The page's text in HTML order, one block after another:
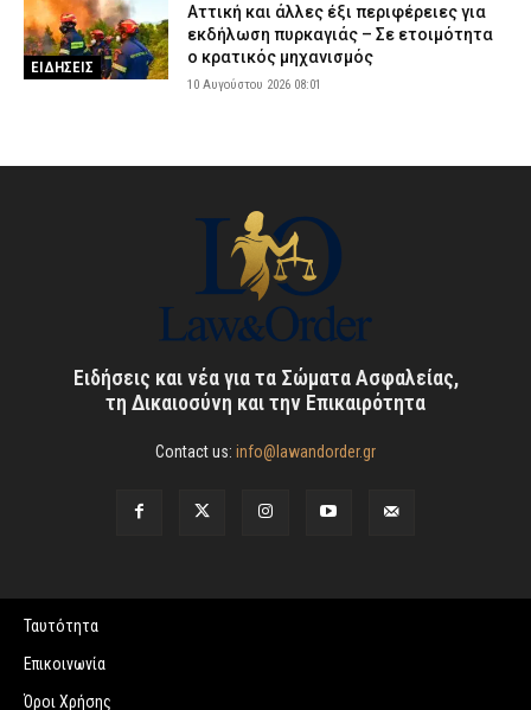
ΕΙΔΗΣΕΙΣ
Αττική και άλλες έξι περιφέρειες για
εκδήλωση πυρκαγιάς – Σε ετοιμότητα
ο κρατικός μηχανισμός
10 Αυγούστου 2026 08:01
Ειδήσεις και νέα για τα Σώματα Ασφαλείας,
τη Δικαιοσύνη και την Επικαιρότητα
Contact us: info@lawandorder.gr
Ταυτότητα
Επικοινωνία
Όροι Χρήσης